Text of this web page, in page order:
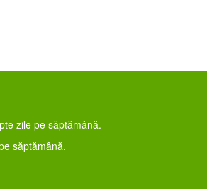
zile pe săptămână.
săptămână.